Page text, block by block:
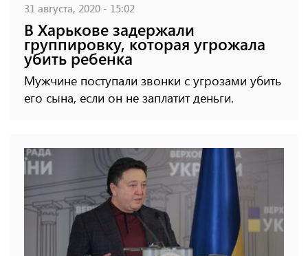
31 августа, 2020 - 15:02
В Харькове задержали
группировку, которая угрожала
убить ребенка
Мужчине поступали звонки с угрозами убить
его сына, если он не заплатит деньги.